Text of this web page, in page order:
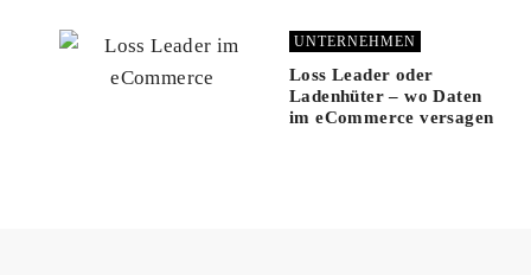
UNTERNEHMEN
Loss Leader oder
Ladenhüter – wo Daten
im eCommerce versagen